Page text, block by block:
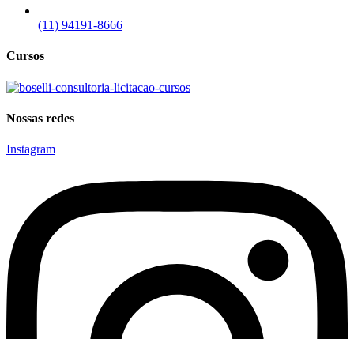
(11) 94191-8666
Cursos
Nossas redes
Instagram